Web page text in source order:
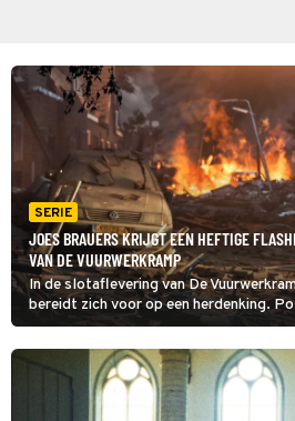
SERIE
JOES BRAUERS KRIJGT EEN HEFTIGE
VAN DE VUURWERKRAMP
In de slotaflevering van De
bereidt zich voor op een herdenking.
heftige flashback van die bewuste